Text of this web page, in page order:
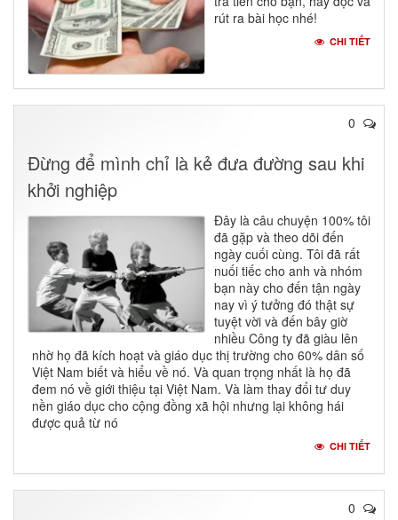
rút ra bài học nhé!
CHI TIẾT
0
Đừng để mình chỉ là kẻ đưa đường sau khi
khởi nghiệp
Đây là câu chuyện 100% tôi
đã gặp và theo dõi đến
ngày cuối cùng. Tôi đã rất
nuối tiếc cho anh và nhóm
bạn này cho đến tận ngày
nay vì ý tưởng đó thật sự
tuyệt vời và đến bây giờ
nhiều Công ty đã giàu lên
nhờ họ đã kích hoạt và giáo dục thị trường cho 60% dân số
Việt Nam biết và hiểu về nó. Và quan trọng nhất là họ đã
đem nó về giới thiệu tại Việt Nam. Và làm thay đổi tư duy
nền giáo dục cho cộng đồng xã hội nhưng lại không hái
được quả từ nó
CHI TIẾT
0